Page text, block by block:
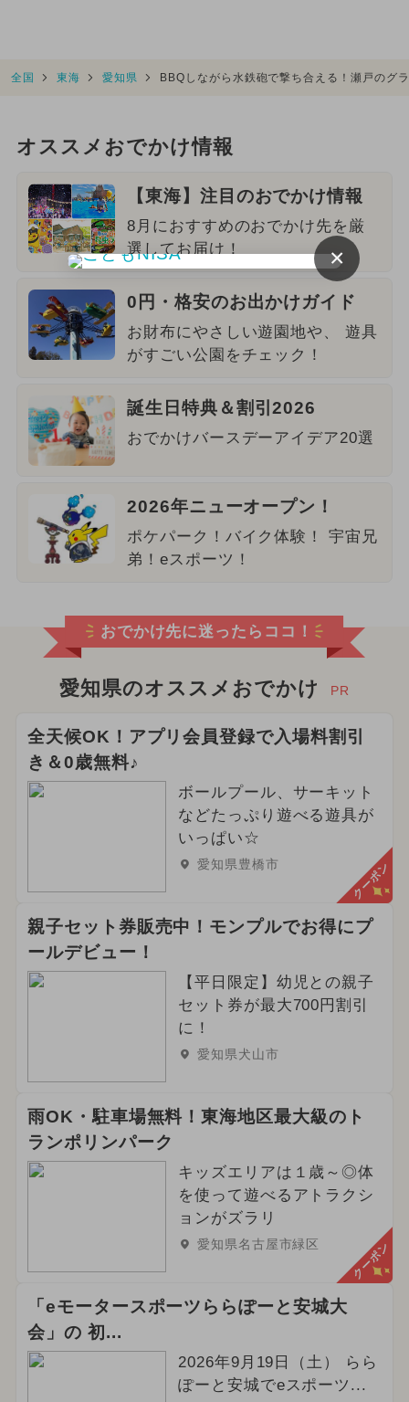
全国 東海 愛知県 BBQしながら水鉄砲で撃ち合える！瀬戸のグ
オススメおでかけ情報
【東海】注目のおでかけ情報
8月におすすめのおでかけ先を厳
選してお届け！
0円・格安のお出かけガイド
お財布にやさしい遊園地や、 遊具
がすごい公園をチェック！
誕生日特典＆割引2026
おでかけバースデーアイデア20選
2026年ニューオープン！
ポケパーク！バイク体験！ 宇宙兄
弟！eスポーツ！
おでかけ先に迷ったらココ！
愛知県のオススメおでかけ PR
全天候OK！アプリ会員登録で入場料割引
き＆0歳無料♪
ボールプール、サーキット
などたっぷり遊べる遊具が
いっぱい☆
愛知県豊橋市 クーポン
親子セット券販売中！モンプルでお得にプ
ールデビュー！
【平日限定】幼児との親子
セット券が最大700円割引
に！
愛知県犬山市
雨OK・駐車場無料！東海地区最大級のト
ランポリンパーク
キッズエリアは１歳～◎体
を使って遊べるアトラクシ
ョンがズラリ
愛知県名古屋市緑区 クーポン
「eモータースポーツららぽーと安城大
会」の 初...
2026年9月19日（土） らら
ぽーと安城でeスポーツ...
×